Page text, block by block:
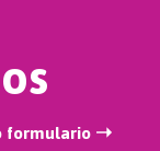
formulario ➝